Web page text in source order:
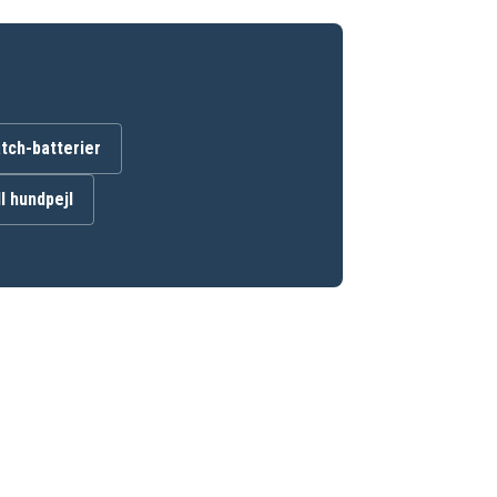
batterier
hundpejl